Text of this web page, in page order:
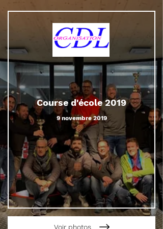
Course d'école 2019
9 novembre 2019
Voir photos